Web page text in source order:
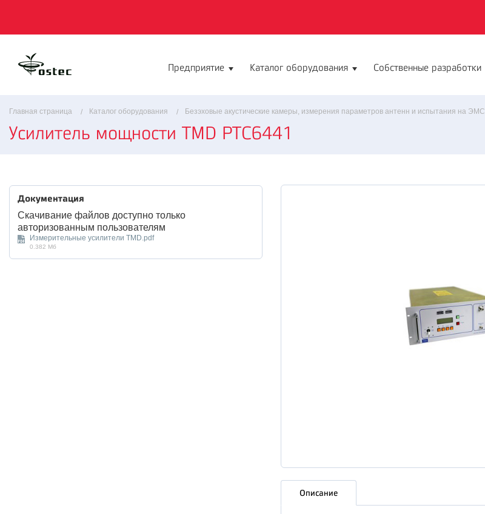
Предприятие Каталог оборудования Собственные разработки
Главная страница Каталог оборудования Безэховые акустические камеры, измерения параметров антенн и испытания на ЭМС
Усилитель мощности TMD PTC6441
Описание
Документация
Скачивание файлов доступно только
авторизованным пользователям
Измерительные усилители TMD.pdf
0.382 Мб